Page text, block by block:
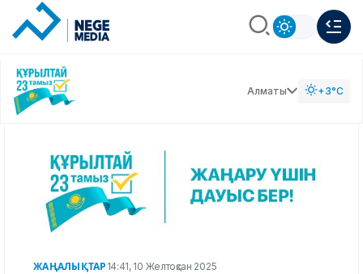
Алматы +3°C
ЖАҢАЛЫҚТАР 14:41, 10 Желтоқсан 2025